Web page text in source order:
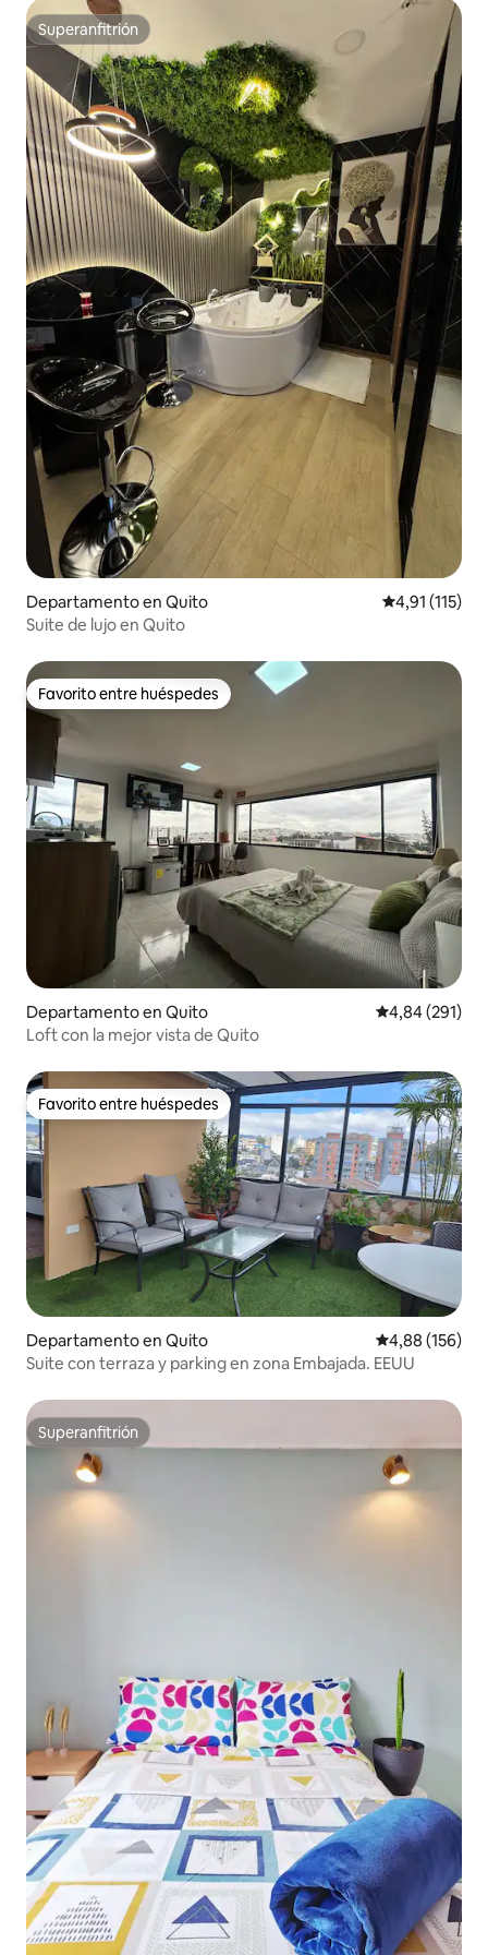
Superanfitrión
Superanfitrión
Departamento en Quito Calificación
4,91 (115)
Suite de lujo en Quito
Favorito entre huéspedes
Favorito entre huéspedes
Departamento en Quito Calificación
4,84 (291)
Loft con la mejor vista de Quito
Favorito entre huéspedes
Favorito entre huéspedes
Departamento en Quito Calificación
4,88 (156)
Suite con terraza y parking en zona Embajada. EEUU
Superanfitrión
Superanfitrión